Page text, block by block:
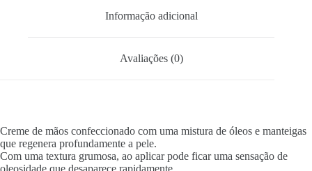
Informação adicional
Avaliações (0)
Creme de mãos confeccionado com uma mistura de óleos e manteigas
que regenera profundamente a pele.
Com uma textura grumosa, ao aplicar pode ficar uma sensação de
oleosidade que desaparece rapidamente.